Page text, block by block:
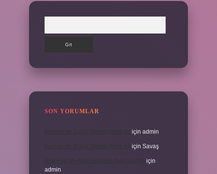
SON YORUMLAR
için admin
için Savaş
için
admin